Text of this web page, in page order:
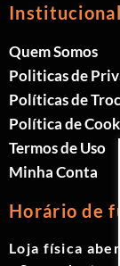
Institucional
Quem Somos
Politicas de
Políticas de
Política de
Termos de Uso
Minha Conta
Horário de
Loja física